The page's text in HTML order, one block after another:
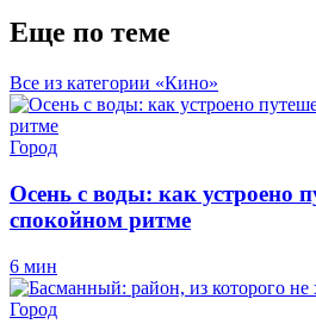
Еще по теме
Все из категории «Кино»
Город
Осень с воды: как устроено
спокойном ритме
6 мин
Город